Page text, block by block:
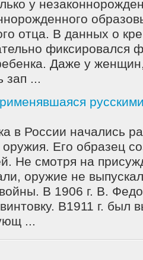
у
отца. В данных о
фиксировался
Даже у
зап ...
в России начались
оружия. Его образец
Не смотря на
оружие не
В 1906 г. В.
В1911 г. был
...